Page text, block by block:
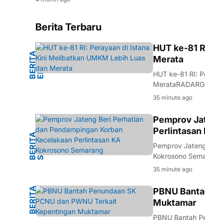
Berita Terbaru
B
E
R
I
T
A
E
K
O
N
O
MI
HUT ke-81
Merata
HUT ke-81 RI:
pada Selasa
35 minute ago
B
E
R
I
T
A
S
E
M
A
R
A
NG
Pemprov
Perlintasan
Pemprov
Kokrosono
Jateng)
35 minute ago
B
E
R
I
T
A
NU
PBNU
Muktamar
PBNU Bantah